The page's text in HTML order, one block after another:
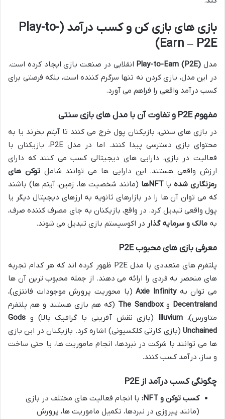
بازی های بازی کن و کسب درآمد (Play-to-
Earn – P2E)
مدل Play-to-Earn (P2E) انقلابی در صنعت بازی ایجاد کرده است.
در این مدل، بازی کردن نه تنها سرگرم کننده است، بلکه فرصتی برای
کسب درآمد واقعی را فراهم می آورد.
مفهوم P2E و تفاوت آن با مدل های بازی سنتی
در بازی های سنتی، بازیکنان پول خرج می کنند تا آیتم بخرند یا به
محتوای بازی دسترسی پیدا کنند. اما در مدل P2E، بازیکنان با
فعالیت در بازی، دارایی های دیجیتالی کسب می کنند که دارای
ارزش واقعی هستند. این دارایی ها می توانند شاملتوکن های
رمزنگاری شدهیاNFTها
(مانند شخصیت ها، زمین، آیتم ها) باشند
که می توان آن ها را در بازارهای ثانویه به ارزهای دیجیتال دیگر یا
پول واقعی تبدیل کرد. در واقع، بازیکنان به جای مصرف کننده صرف،
به مالک و سرمایه گذار در اکوسیستم بازی تبدیل می شوند.
معرفی بازی های محبوب P2E
پلتفرم های متعددی با مدل P2E ظهور کرده اند که هر کدام تجربه
های منحصر به فردی را ارائه می دهند. از جمله محبوب ترین آن ها
می توان بهAxie Infinity(با محوریت پرورش موجودات فانتزی)،
Decentraland وThe Sandbox (که هم بازی هستند و هم پلتفرم
متاورس)، Illuvium (بازی نقش آفرینی با گرافیک بالا) و Gods
Unchained (بازی کارتی کلکسیونی) اشاره کرد. بازیکنان در این بازی
ها می توانند با شرکت در نبردها، انجام ماموریت ها، یا حتی ساخت
و ساز، درآمد کسب کنند.
چگونگی کسب درآمد از P2E
کسب توکن و NFT:
با انجام فعالیت های مختلف در بازی
(مانند پیروزی در نبردها، تکمیل ماموریت ها، پرورش